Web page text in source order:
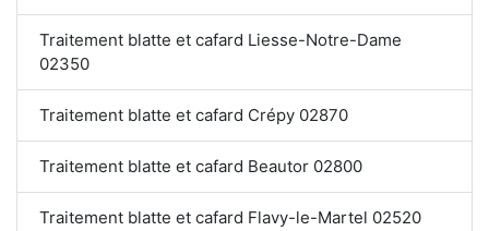
Traitement blatte et cafard Liesse-Notre-Dame
02350
Traitement blatte et cafard Crépy 02870
Traitement blatte et cafard Beautor 02800
Traitement blatte et cafard Flavy-le-Martel 02520